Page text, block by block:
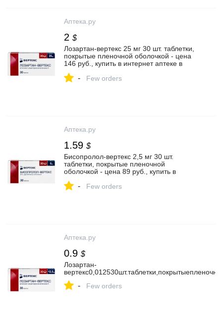
Аптека.ру
2 $
Лозартан-вертекс 25 мг 30 шт. таблетки,
покрытые пленочной оболочкой - цена
146 руб., купить в интернет аптеке в
шт. таблетки, покрытые пленочной
- Few orders
Аптека.ру
1.59 $
Бисопролол-вертекс 2,5 мг 30 шт.
таблетки, покрытые пленочной
оболочкой - цена 89 руб., купить в
вертекс 2,5 мг 30 шт. таблетки, покрытые
- Few orders
Аптека.ру
0.9 $
Лозартан-
- Few orders